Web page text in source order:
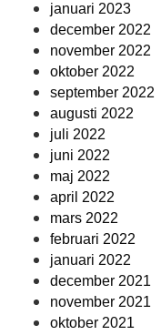
januari 2023
december 2022
november 2022
oktober 2022
september 2022
augusti 2022
juli 2022
juni 2022
maj 2022
april 2022
mars 2022
februari 2022
januari 2022
december 2021
november 2021
oktober 2021